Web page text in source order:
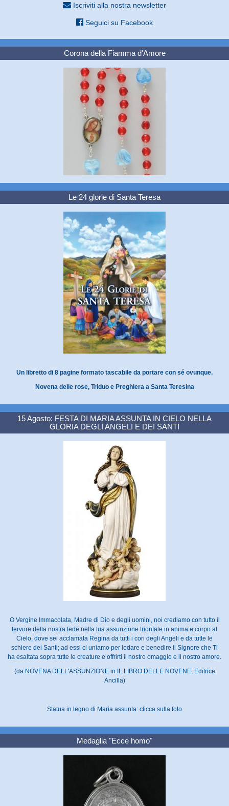
Iscriviti alla nostra newsletter
Seguici su Facebook
Corona della Fiamma d'Amore
Le 24 glorie di Santa Teresa
Un libretto di 8 pagine formato tascabile da portare con sé ovunque.
Novena delle rose, Triduo e Preghiera a Santa Teresina
15 Agosto: FESTA DI MARIA ASSUNTA IN CIELO NELLA
GLORIA DEGLI ANGELI E DEI SANTI
O Vergine Immacolata, Madre di Dio e degli uomini, noi crediamo con tutto il
fervore della nostra fede nella tua assunzione trionfale in anima e corpo al
Cielo, dove sei acclamata Regina da tutti i cori degli Angeli e da tutte le
schiere dei Santi; ad essi ci uniamo per lodare e benedire il Signore che Ti
ha esaltata sopra tutte le creature e offrirti il nostro omaggio e il nostro amore.
(da NOVENA DELL'ASSUNZIONE in IL LIBRO DELLE NOVENE, Editrice
Ancilla)
Statua in legno di Maria assunta: clicca sulla foto
Medaglia "Ecce homo"